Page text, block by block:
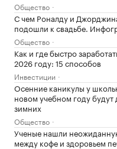
Общество
С чем Роналду и
подошли к свадьбе.
Общество
Как и где быстро
2026 году: 15 способов
Инвестиции
Осенние каникулы у
новом учебном году будут
зимних
Общество
Ученые нашли
между кофе и здоровьем